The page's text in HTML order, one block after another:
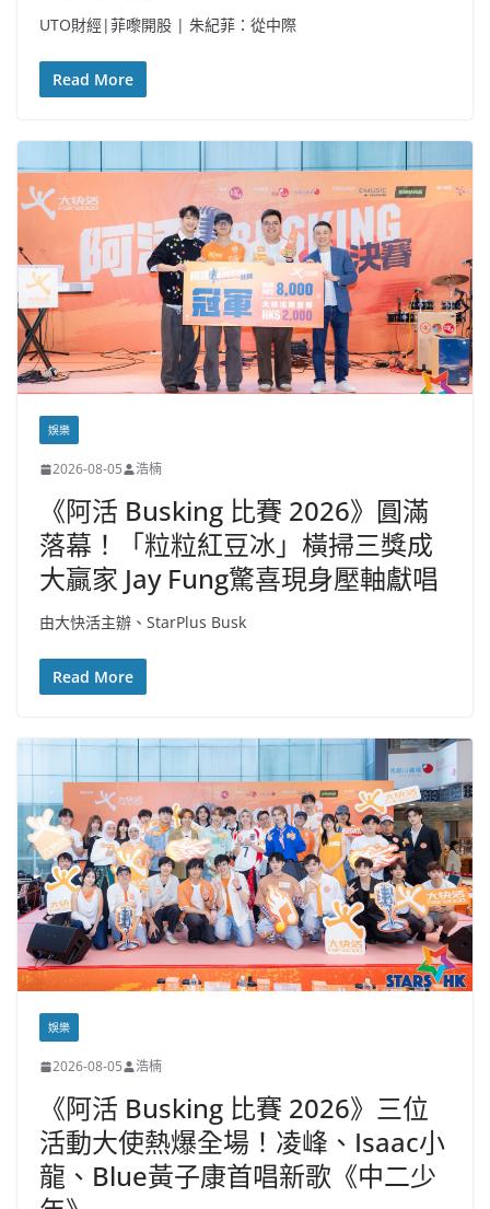
UTO財經|菲嚟開股 | 朱紀菲：從中際
Read More
娛樂
2026-08-05 浩楠
《阿活 Busking 比賽 2026》圓滿
落幕！「粒粒紅豆冰」橫掃三獎成
大贏家 Jay Fung驚喜現身壓軸獻唱
由大快活主辦、StarPlus Busk
Read More
娛樂
2026-08-05 浩楠
《阿活 Busking 比賽 2026》三位
活動大使熱爆全場！凌峰、Isaac小
龍、Blue黃子康首唱新歌《中二少